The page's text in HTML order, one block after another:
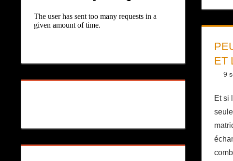
ET
9
Et si